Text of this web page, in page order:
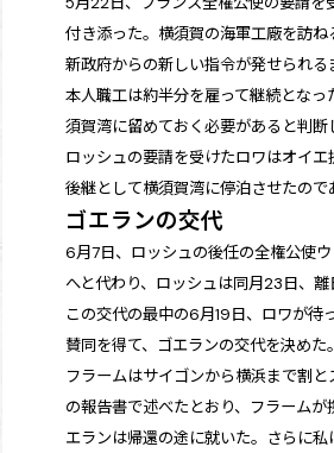
付き添った。横須賀の海軍工廠を訪ね
新政府からの新しい指令が発せられ
本人職工は約半分を雇って継続とな
須賀湾に留めておく必要があると判
ロッシュの要請を受けたロワはオイ
後継として横須賀湾に停泊させたの
ゴエランの交代
6月7日、ロッシュの後任の全権公使
へと代わり、ロッシュは同月23日、離
この交代の最中の6月19日、ロワが待
賛同を得て、ゴエランの交代を決めた。
フラームはサイゴンから横浜まで割
の報告書で述べたとおり、フラーム
エランは帰還の途に就いた。さらに